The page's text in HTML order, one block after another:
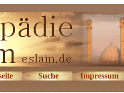
Suche Impressum